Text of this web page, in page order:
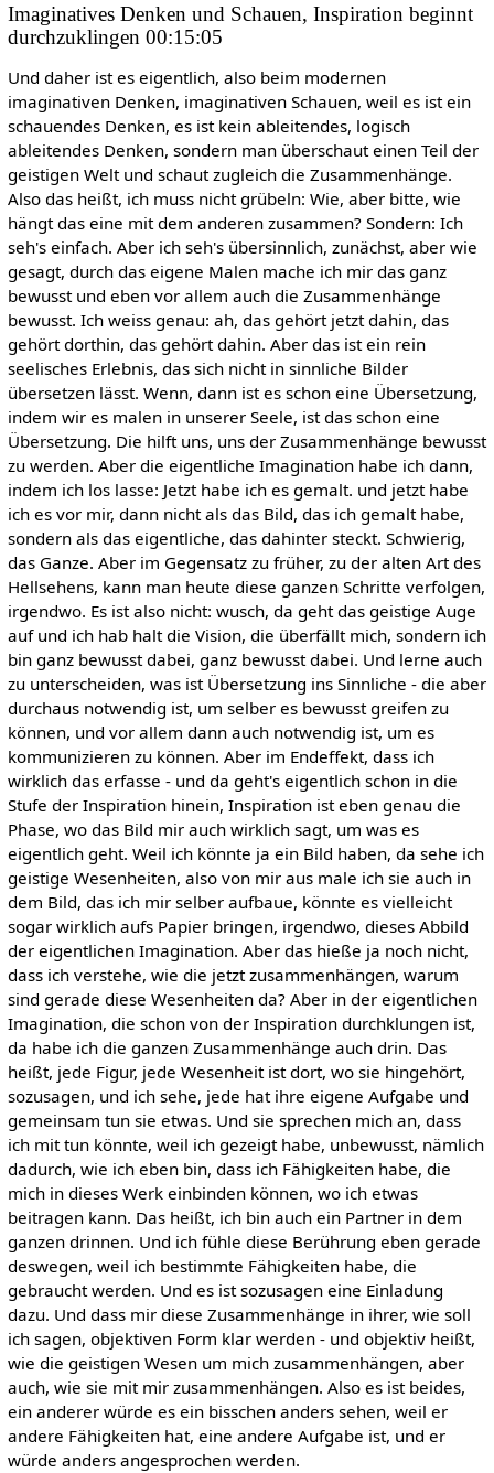
Imaginatives Denken und Schauen, Inspiration beginnt
durchzuklingen 00:15:05
Und daher ist es eigentlich, also beim modernen
imaginativen Denken, imaginativen Schauen, weil es ist ein
schauendes Denken, es ist kein ableitendes, logisch
ableitendes Denken, sondern man überschaut einen Teil der
geistigen Welt und schaut zugleich die Zusammenhänge.
Also das heißt, ich muss nicht grübeln: Wie, aber bitte, wie
hängt das eine mit dem anderen zusammen? Sondern: Ich
seh's einfach. Aber ich seh's übersinnlich, zunächst, aber wie
gesagt, durch das eigene Malen mache ich mir das ganz
bewusst und eben vor allem auch die Zusammenhänge
bewusst. Ich weiss genau: ah, das gehört jetzt dahin, das
gehört dorthin, das gehört dahin. Aber das ist ein rein
seelisches Erlebnis, das sich nicht in sinnliche Bilder
übersetzen lässt. Wenn, dann ist es schon eine Übersetzung,
indem wir es malen in unserer Seele, ist das schon eine
Übersetzung. Die hilft uns, uns der Zusammenhänge bewusst
zu werden. Aber die eigentliche Imagination habe ich dann,
indem ich los lasse: Jetzt habe ich es gemalt. und jetzt habe
ich es vor mir, dann nicht als das Bild, das ich gemalt habe,
sondern als das eigentliche, das dahinter steckt. Schwierig,
das Ganze. Aber im Gegensatz zu früher, zu der alten Art des
Hellsehens, kann man heute diese ganzen Schritte verfolgen,
irgendwo. Es ist also nicht: wusch, da geht das geistige Auge
auf und ich hab halt die Vision, die überfällt mich, sondern ich
bin ganz bewusst dabei, ganz bewusst dabei. Und lerne auch
zu unterscheiden, was ist Übersetzung ins Sinnliche - die aber
durchaus notwendig ist, um selber es bewusst greifen zu
können, und vor allem dann auch notwendig ist, um es
kommunizieren zu können. Aber im Endeffekt, dass ich
wirklich das erfasse - und da geht's eigentlich schon in die
Stufe der Inspiration hinein, Inspiration ist eben genau die
Phase, wo das Bild mir auch wirklich sagt, um was es
eigentlich geht. Weil ich könnte ja ein Bild haben, da sehe ich
geistige Wesenheiten, also von mir aus male ich sie auch in
dem Bild, das ich mir selber aufbaue, könnte es vielleicht
sogar wirklich aufs Papier bringen, irgendwo, dieses Abbild
der eigentlichen Imagination. Aber das hieße ja noch nicht,
dass ich verstehe, wie die jetzt zusammenhängen, warum
sind gerade diese Wesenheiten da? Aber in der eigentlichen
Imagination, die schon von der Inspiration durchklungen ist,
da habe ich die ganzen Zusammenhänge auch drin. Das
heißt, jede Figur, jede Wesenheit ist dort, wo sie hingehört,
sozusagen, und ich sehe, jede hat ihre eigene Aufgabe und
gemeinsam tun sie etwas. Und sie sprechen mich an, dass
ich mit tun könnte, weil ich gezeigt habe, unbewusst, nämlich
dadurch, wie ich eben bin, dass ich Fähigkeiten habe, die
mich in dieses Werk einbinden können, wo ich etwas
beitragen kann. Das heißt, ich bin auch ein Partner in dem
ganzen drinnen. Und ich fühle diese Berührung eben gerade
deswegen, weil ich bestimmte Fähigkeiten habe, die
gebraucht werden. Und es ist sozusagen eine Einladung
dazu. Und dass mir diese Zusammenhänge in ihrer, wie soll
ich sagen, objektiven Form klar werden - und objektiv heißt,
wie die geistigen Wesen um mich zusammenhängen, aber
auch, wie sie mit mir zusammenhängen. Also es ist beides,
ein anderer würde es ein bisschen anders sehen, weil er
andere Fähigkeiten hat, eine andere Aufgabe ist, und er
würde anders angesprochen werden.